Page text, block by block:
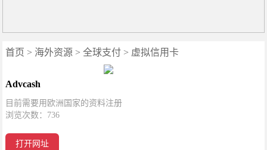
首页 > 海外资源 >全球支付 > 虚拟信用卡
Advcash
目前需要用欧洲国家的资料注册
浏览次数： 736
打开网址